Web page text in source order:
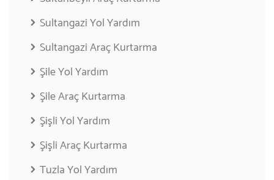
Sultangazi Yol Yardım
Sultangazi Araç Kurtarma
Şile Yol Yardım
Şile Araç Kurtarma
Şişli Yol Yardım
Şişli Araç Kurtarma
Tuzla Yol Yardım